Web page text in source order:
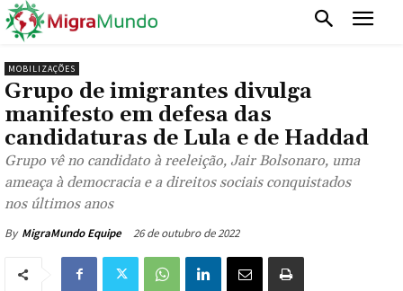
MOBILIZAÇÕES
Grupo de imigrantes divulga
manifesto em defesa das
candidaturas de Lula e de Haddad
Grupo vê no candidato à reeleição, Jair Bolsonaro, uma
ameaça à democracia e a direitos sociais conquistados
nos últimos anos
By MigraMundo Equipe 26 de outubro de 2022